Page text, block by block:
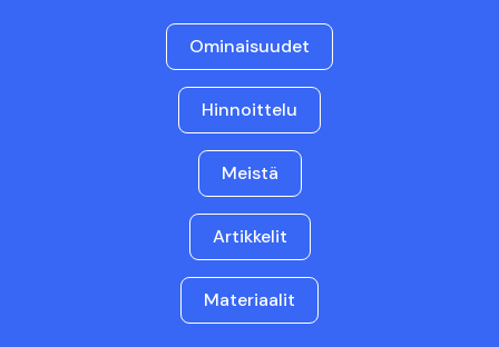
Ominaisuudet
Hinnoittelu
Meistä
Artikkelit
Materiaalit